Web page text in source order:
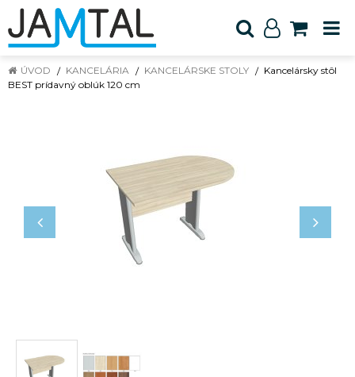
ÚVOD KANCELÁRIA KANCELÁRSKE STOLY
Kancelársky stôl
BEST prídavný oblúk 120 cm